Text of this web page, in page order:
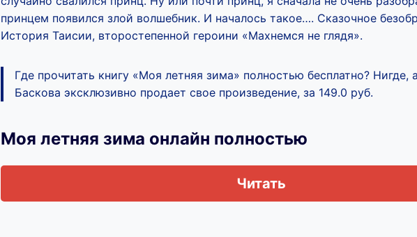
принцем появился злой волшебник. И началось такое…. Сказочное
История Таисии, второстепенной героини «Махнемся не глядя».
Где прочитать книгу «Моя летняя зима» полностью бесплатно? Нигде,
Баскова эксклюзивно продает свое произведение, за 149.0 руб.
Моя летняя зима онлайн полностью
Читать